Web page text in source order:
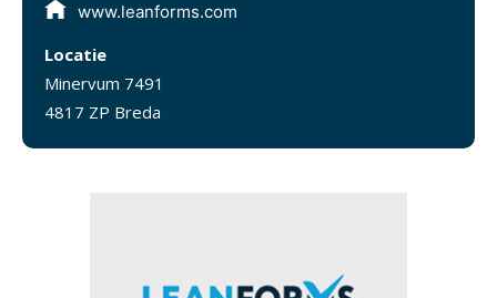
www.leanforms.com
Locatie
Minervum 7491
4817 ZP Breda